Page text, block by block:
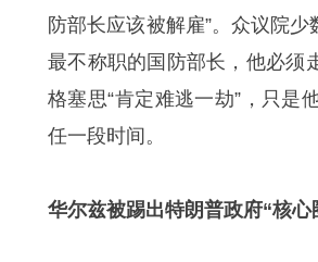
防部长应该被解雇”。众议院
最不称职的国防部长，他必须
格塞思“肯定难逃一劫”，只是
任一段时间。
华尔兹被踢出特朗普政府“核心